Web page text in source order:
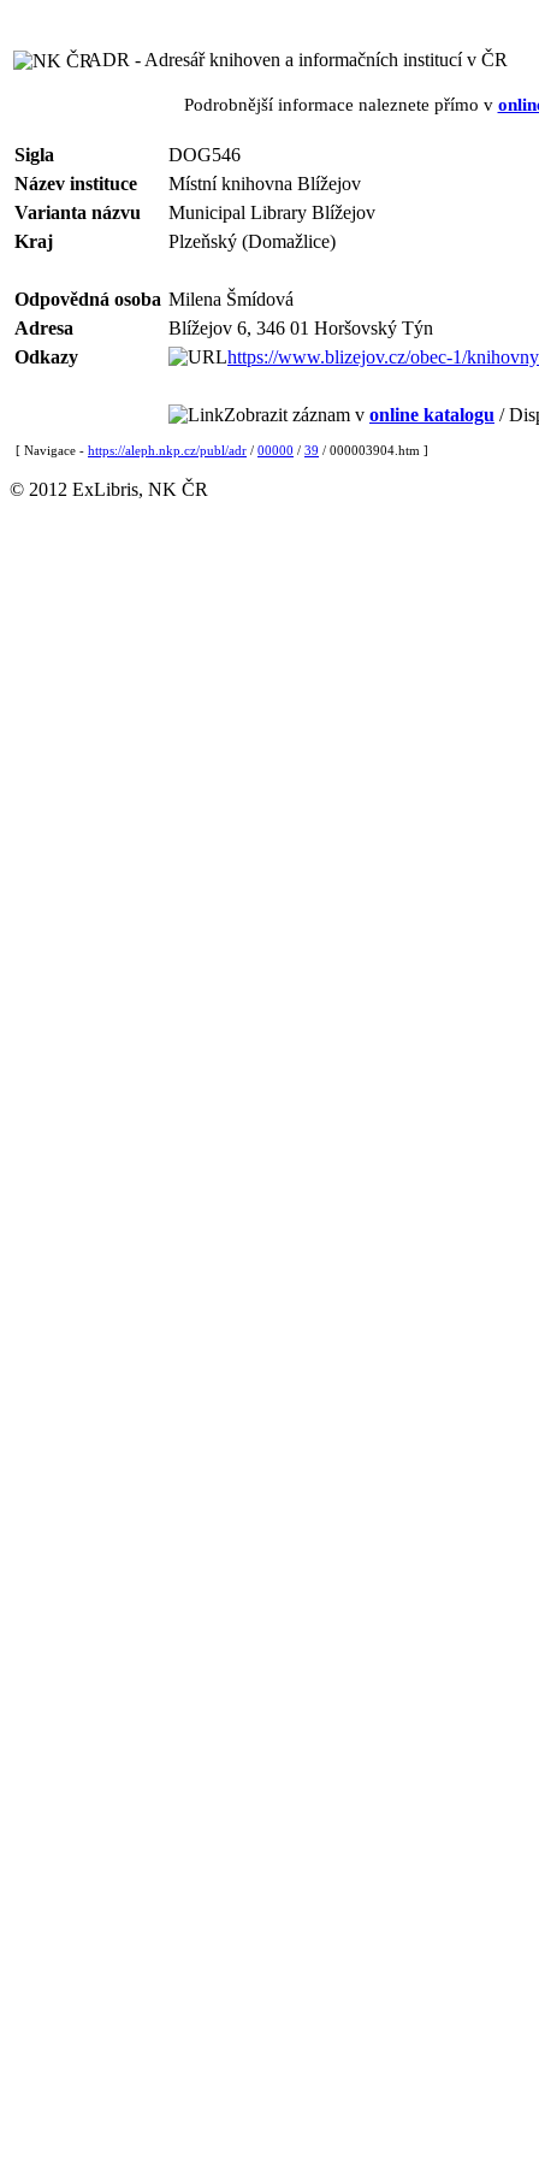
ADR - Adresář knihoven a informačních institucí v ČR
Podrobnější informace naleznete přímo v
Sigla
DOG546
Název instituce
Místní knihovna Blížejov
Varianta názvu
Municipal Library Blížejov
Kraj
Plzeňský (Domažlice)
Odpovědná osoba Milena Šmídová
Adresa
Blížejov 6, 346 01 Horšovský Týn
Odkazy
https://www.blizejov.cz/obec-1/
Zobrazit záznam v online katalogu /
[ Navigace - https://aleph.nkp.cz/publ/adr / 00000 / 39 / 000003904.htm ]
© 2012 ExLibris, NK ČR